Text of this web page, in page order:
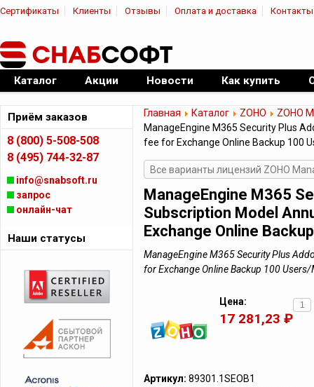
Сертификаты Клиенты Отзывы Оплата и доставка Контакты
Официальный дилер ПО
Каталог Акции Новости Как купить
Главная Каталог ZOHO
ZOHO
ManageEngine M365 Security Plus
fee for Exchange Online Backup 100
Все варианты лицензий ZOHO
ManageEngine M365
Subscription Model
Exchange Online
ManageEngine M365 Security Plus
for Exchange Online Backup 100
Цена:
17 281,23 ₽
Артикул: 89301.1SEOB1
Приём заказов
8 (800) 5-508-508
8 (495) 744-32-87
info@snabsoft.ru
запрос
онлайн-чат
Наши статусы